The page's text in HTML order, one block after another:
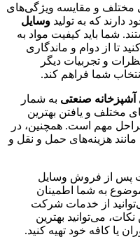
مختلف و مقایسه ویژگی‌های
دارند که به تولید وسایل
شما باید کیفیت مواد به
تا از دوام و ماندگاری
و تجربیات دیگر
شما فراهم کند.
آشپزخانه صنعتی به شمار
مختلف و یافتن بهترین
مهم است. همچنین، در
هزینه‌های حمل و نقل و
پس از فروش وسایل
به شما اطمینان
از خدمات شرکت
می‌توانید بهترین
یا کافه خود تهیه کنید.